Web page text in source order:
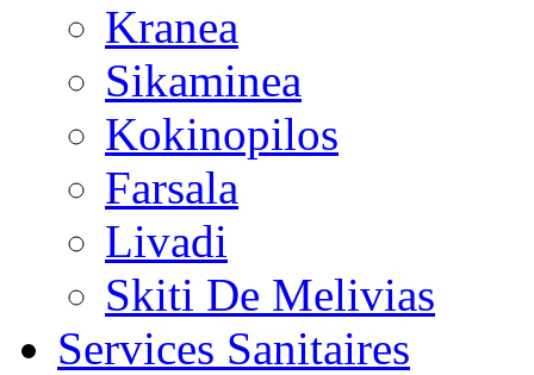
Kranea
Sikaminea
Kokinopilos
Farsala
Livadi
Skiti De Melivias
Services Sanitaires